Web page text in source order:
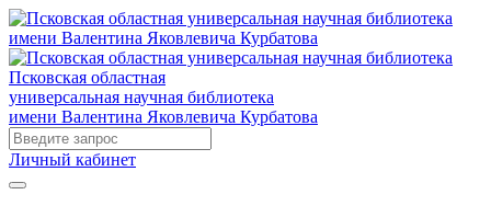
Псковская областная
универсальная научная библиотека
имени Валентина Яковлевича Курбатова
Личный кабинет